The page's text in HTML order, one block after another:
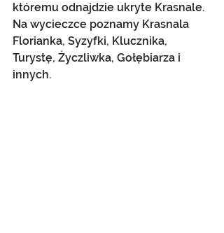
któremu odnajdzie ukryte Krasnale.
Na wycieczce poznamy Krasnala
Florianka, Syzyfki, Klucznika,
Turystę, Życzliwka, Gołębiarza i
innych.